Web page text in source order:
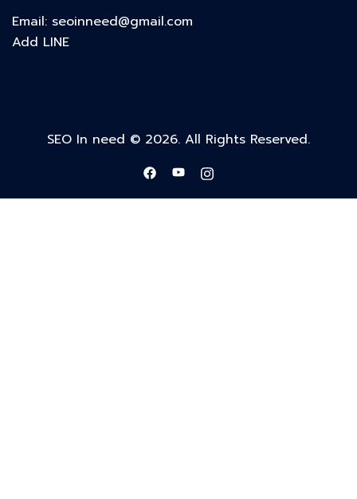
Email: seoinneed@gmail.com
Add LINE
SEO In need © 2026. All Rights Reserved.